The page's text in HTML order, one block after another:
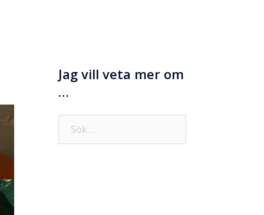
Jag vill veta mer om
…
efter: